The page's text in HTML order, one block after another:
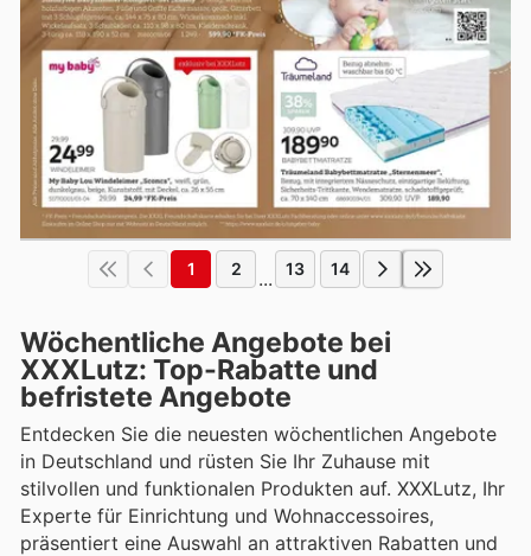
1 2 ... 13 14
Wöchentliche Angebote bei
XXXLutz: Top-Rabatte und
befristete Angebote
Entdecken Sie die neuesten wöchentlichen Angebote
in Deutschland und rüsten Sie Ihr Zuhause mit
stilvollen und funktionalen Produkten auf. XXXLutz, Ihr
Experte für Einrichtung und Wohnaccessoires,
präsentiert eine Auswahl an attraktiven Rabatten und